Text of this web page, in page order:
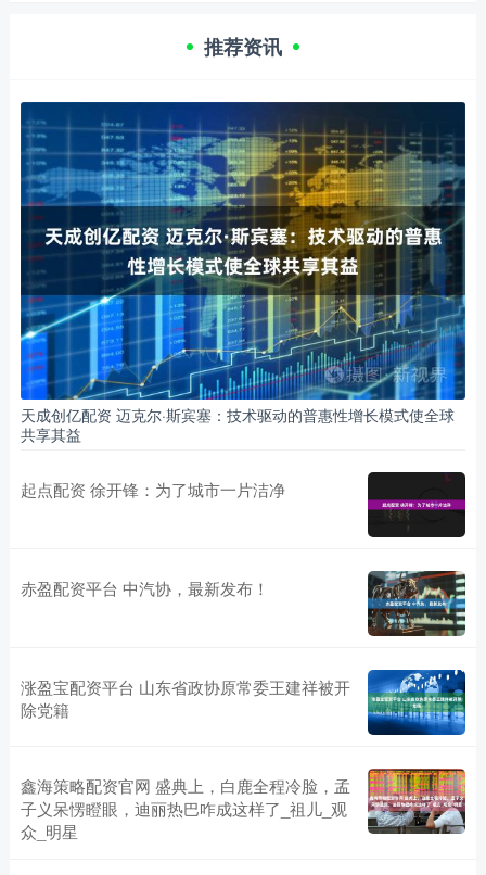
推荐资讯
天成创亿配资 迈克尔·斯宾塞：技术驱动的普惠性增长模式使全球
共享其益
起点配资 徐开锋：为了城市一片洁净
赤盈配资平台 中汽协，最新发布！
涨盈宝配资平台 山东省政协原常委王建祥被开
除党籍
鑫海策略配资官网 盛典上，白鹿全程冷脸，孟
子义呆愣瞪眼，迪丽热巴咋成这样了_祖儿_观
众_明星